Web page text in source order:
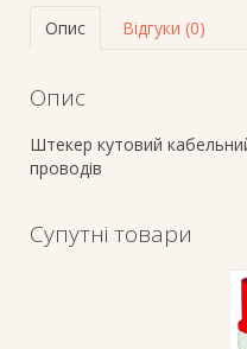
IP44,
кількість
Опис Відгуки (0)
Опис
Штекер кутовий
проводів
Супутні товари